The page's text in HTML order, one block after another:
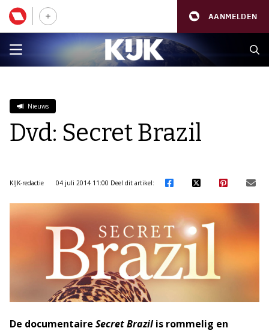
AANMELDEN
Nieuws
Dvd: Secret Brazil
KIJK-redactie 04 juli 2014 11:00 Deel dit artikel:
De documentaire Secret Brazilis rommelig en